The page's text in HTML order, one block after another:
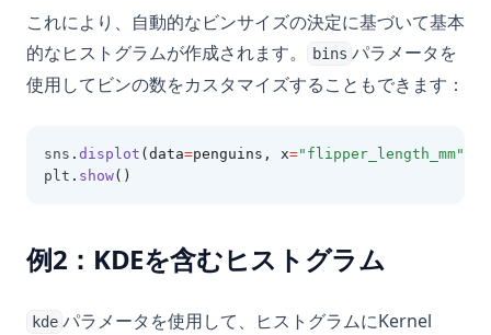
これにより、自動的なビンサイズの決定に基づいて基本
的なヒストグラムが作成されます。
bins パラメータを
使用してビンの数をカスタマイズすることもできます：
sns . displot (data=penguins, x="flipper_length_mm"
plt . show()
例2：KDEを含むヒストグラム
kde パラメータを使用して、ヒストグラムにKernel